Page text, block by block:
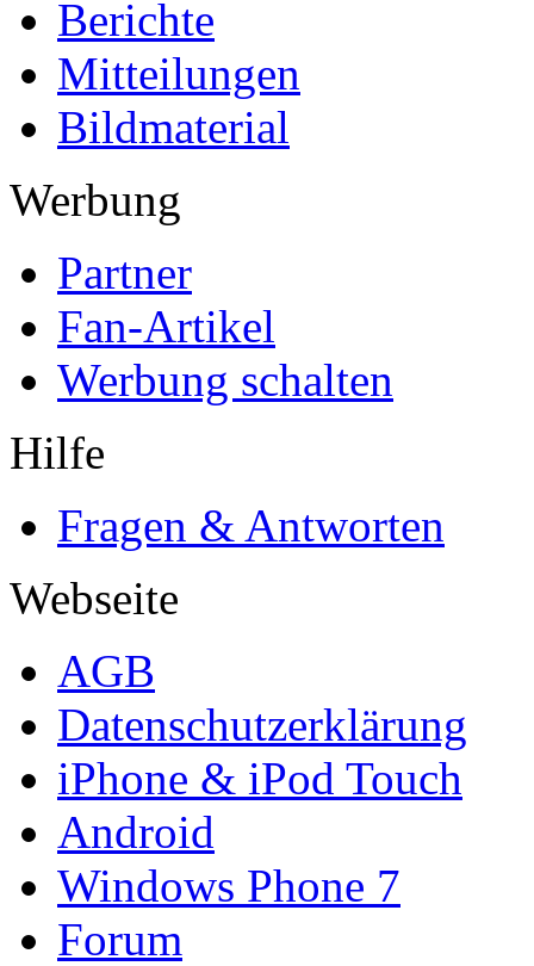
Berichte
Mitteilungen
Bildmaterial
Werbung
Partner
Fan-Artikel
Werbung schalten
Hilfe
Fragen & Antworten
Webseite
AGB
Datenschutzerklärung
iPhone & iPod Touch
Android
Windows Phone 7
Forum